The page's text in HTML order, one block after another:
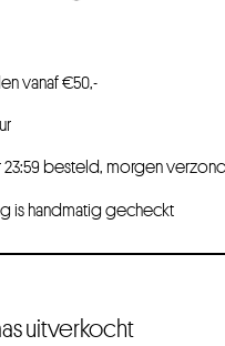
vanaf €50,-
besteld, morgen
is handmatig gecheckt
uitverkocht